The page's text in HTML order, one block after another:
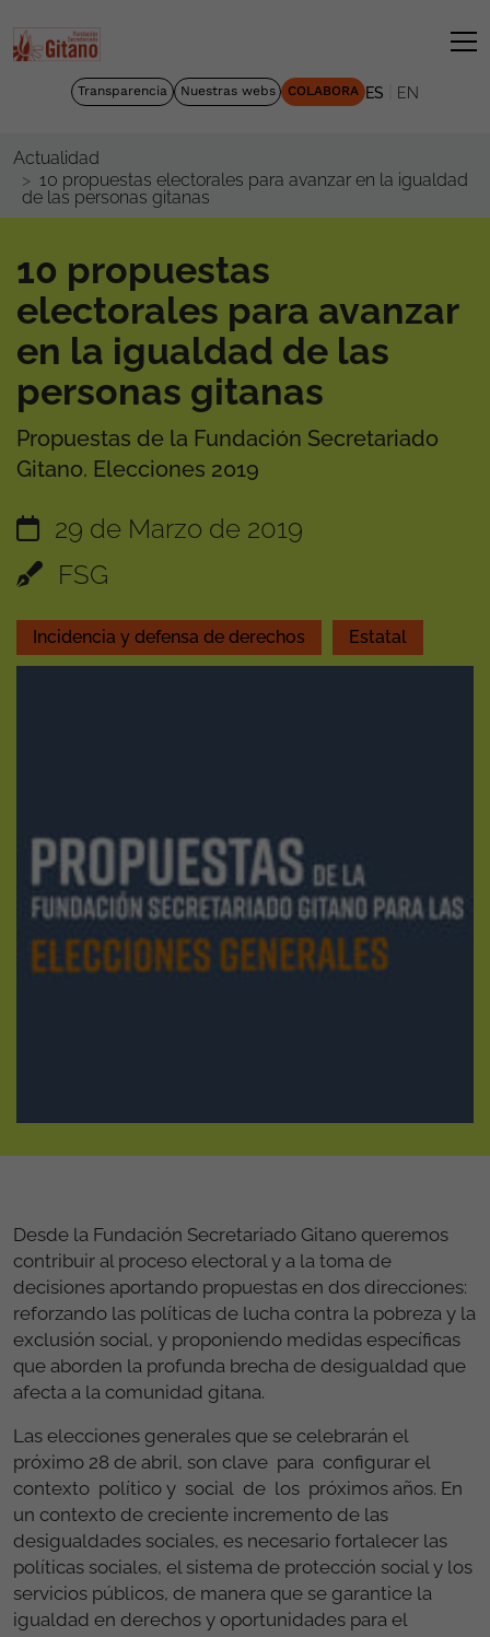
Transparencia Nuestras webs COLABORA ES EN
Actualidad
10 propuestas electorales para avanzar en la igualdad
de las personas gitanas
10 propuestas
electorales para avanzar
en la igualdad de las
personas gitanas
Propuestas de la Fundación Secretariado
Gitano. Elecciones 2019
29 de Marzo de 2019
FSG
Incidencia y defensa de derechos Estatal
Desde la Fundación Secretariado Gitano queremos
contribuir al proceso electoral y a la toma de
decisiones aportando propuestas en dos direcciones:
reforzando las políticas de lucha contra la pobreza y la
exclusión social, y proponiendo medidas específicas
que aborden la profunda brecha de desigualdad que
afecta a la comunidad gitana.
Las elecciones generales que se celebrarán el
próximo 28 de abril, son clave para configurar el
contexto político y social de los próximos años. En
un contexto de creciente incremento de las
desigualdades sociales, es necesario fortalecer las
políticas sociales, el sistema de protección social y los
servicios públicos, de manera que se garantice la
igualdad en derechos y oportunidades para el